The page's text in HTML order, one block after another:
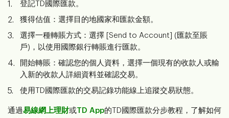
登記TD國際匯款。
獲得估值：選擇目的地國家和匯款金額。
選擇一種轉賬方式：選擇 [Send to Account] (匯款至賬
戶)，以使用國際銀行轉賬進行匯款。
開始轉賬：確認您的個人資料，選擇一個現有的收款人或輸
入新的收款人詳細資料並確認交易。
使用TD國際匯款的交易記錄功能線上追蹤交易狀態。
通過易線網上理財或TD App的TD國際匯款分步教程，了解如何